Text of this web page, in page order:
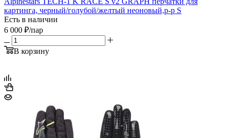
картинга, черный/голубой/желтый неоновый,р-р S
Есть в наличии
6 000 ₽/пар
В корзину